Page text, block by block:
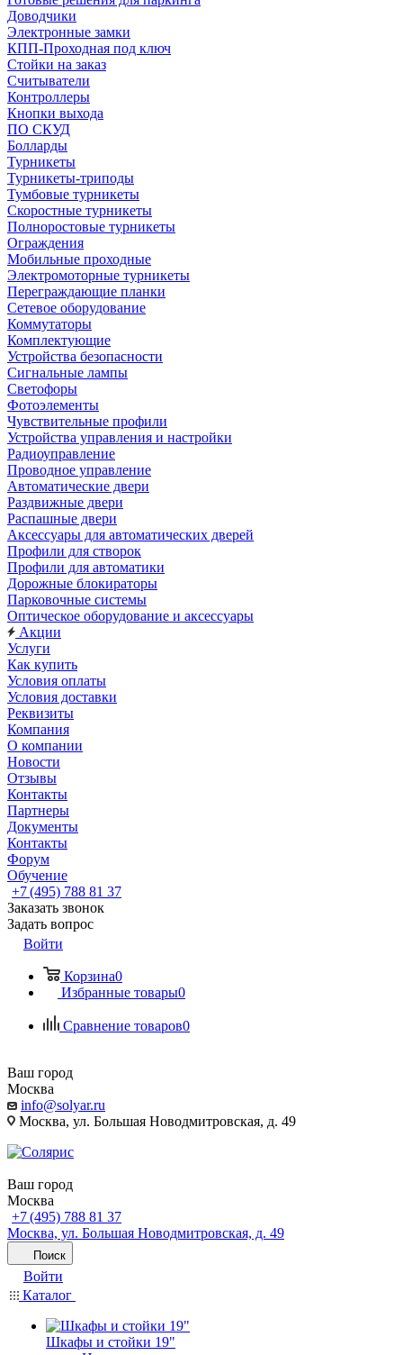
Доводчики
Электронные замки
КПП-Проходная под ключ
Стойки на заказ
Считыватели
Контроллеры
Кнопки выхода
ПО СКУД
Болларды
Турникеты
Турникеты-триподы
Тумбовые турникеты
Скоростные турникеты
Полноростовые турникеты
Ограждения
Мобильные проходные
Электромоторные турникеты
Переграждающие планки
Сетевое оборудование
Коммутаторы
Комплектующие
Устройства безопасности
Сигнальные лампы
Светофоры
Фотоэлементы
Чувствительные профили
Устройства управления и настройки
Радиоуправление
Проводное управление
Автоматические двери
Раздвижные двери
Распашные двери
Аксессуары для автоматических дверей
Профили для створок
Профили для автоматики
Дорожные блокираторы
Парковочные системы
Оптическое оборудование и аксессуары
Акции
Услуги
Как купить
Условия оплаты
Условия доставки
Реквизиты
Компания
О компании
Новости
Отзывы
Контакты
Партнеры
Документы
Контакты
Форум
Обучение
+7 (495) 788 81 37
Заказать звонок
Задать вопрос
Войти
Корзина0
Избранные товары0
Сравнение товаров0
Ваш город
Москва
info@solyar.ru
Москва, ул. Большая Новодмитровская, д. 49
Ваш город
Москва
+7 (495) 788 81 37
Москва, ул. Большая Новодмитровская, д. 49
Поиск
Войти
Каталог
Шкафы и стойки 19"